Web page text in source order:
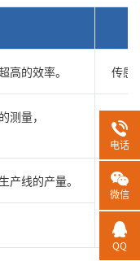
高的效率。 传感
测量，
通
操作
产线的产量。
借助
电话
微信
QQ